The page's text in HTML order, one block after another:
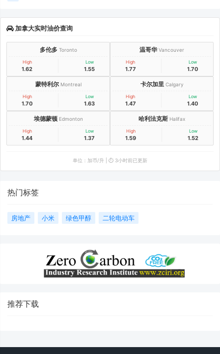
加拿大实时油价查询
多伦多 Toronto
High
1.62
Low
1.55
温哥华 Vancouver
High
1.77
Low
1.70
蒙特利尔 Montreal
High
1.70
Low
1.63
卡尔加里 Calgary
High
1.47
Low
1.40
埃德蒙顿 Edmonton
High
1.44
Low
1.37
哈利法克斯 Halifax
High
1.59
Low
1.52
单位：加币/升 | ⏱️ 3小时前已更新
热门标签
房地产 小米 绿色甲醇 二轮电动车
推荐下载